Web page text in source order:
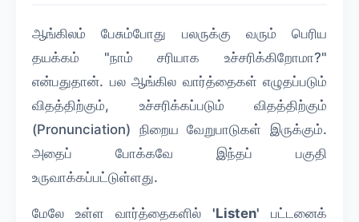
ஆங்கிலம் பேசும்போது பலருக்கு வரும் பெரிய
தயக்கம் "நாம் சரியாக உச்சரிக்கிறோமா?"
என்பதுதான். பல ஆங்கில வார்த்தைகள் எழுதப்படும்
விதத்திற்கும், உச்சரிக்கப்படும் விதத்திற்கும்
(Pronunciation) நிறைய வேறுபாடுகள் இருக்கும்.
அதைப் போக்கவே இந்தப் பகுதி
உருவாக்கப்பட்டுள்ளது.
மேலே உள்ள வார்த்தைகளில் 'Listen' பட்டனைக்